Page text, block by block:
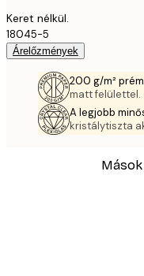
Keret nélkül.
18045-5
Árelőzmények
200 g/m²
matt felülettel.
A legjobb
kristálytiszta